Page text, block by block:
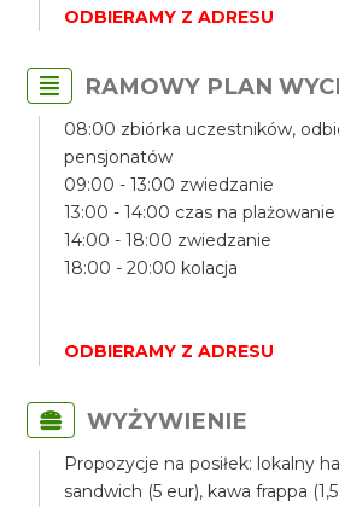
ODBIERAMY Z ADRESU
RAMOWY PLAN
08:00 zbiórka uczestników,
pensjonatów
09:00 - 13:00 zwiedzanie
13:00 - 14:00 czas na plażowanie
14:00 - 18:00 zwiedzanie
18:00 - 20:00 kolacja
ODBIERAMY Z ADRESU
WYŻYWIENIE
Propozycje na posiłek: lokalny
sandwich (5 eur), kawa frappa